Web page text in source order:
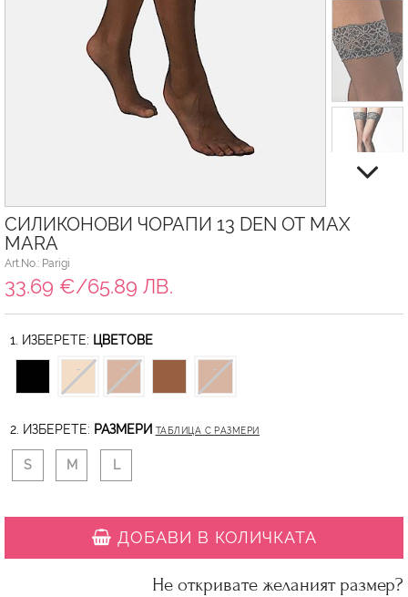
СИЛИКОНОВИ ЧОРАПИ 13 DEN ОТ MAX
MARA
Art.No.: Parigi
33.69 €/65.89 ЛВ.
1. ИЗБЕРЕТЕ: ЦВЕТОВЕ
2. ИЗБЕРЕТЕ: РАЗМЕРИ ТАБЛИЦА С РАЗМЕРИ
S M L
ДОБАВИ В КОЛИЧКАТА
Не откривате желаният размер?